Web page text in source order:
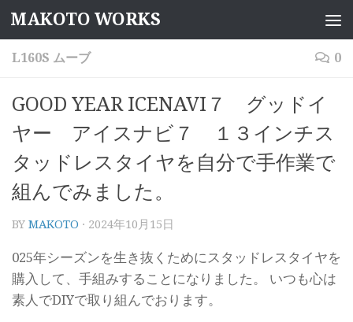
コンテンツへスキップ
MAKOTO WORKS
L160S ムーブ 0
GOOD YEAR ICENAVI７ グッドイ
ヤー アイスナビ７ １３インチス
タッドレスタイヤを自分で手作業で
組んでみました。
BY MAKOTO · 2024年10月15日
025年シーズンを生き抜くためにスタッドレスタイヤを
購入して、手組みすることになりました。 いつも心は
素人でDIYで取り組んでおります。